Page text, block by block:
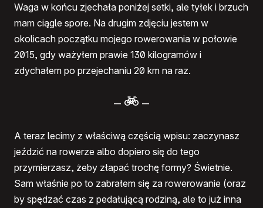
Waga w końcu zjechała poniżej setki, ale tyłek i brzuch
mam ciągle spore. Na drugim zdjęciu jestem w
okolicach początku mojego rowerowania w połowie
2015, gdy ważyłem prawie 130 kilogramów i
zdychałem po przejechaniu 20 km na raz.
– –
A teraz lecimy z właściwą częścią wpisu: zaczynasz
jeździć na rowerze albo dopiero się do tego
przymierzasz, żeby złapać trochę formy? Świetnie.
Sam właśnie po to zabrałem się za rowerowanie (oraz
by spędzać czas z pedałującą rodziną, ale to już inna